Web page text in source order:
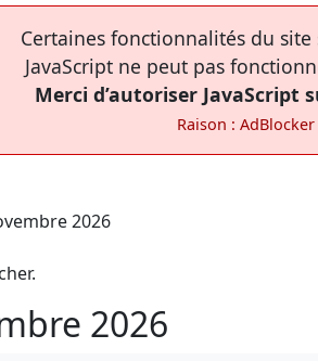
Certaines fonctionnalités du site
JavaScript ne peut pas
Merci d’autoriser JavaScript
Raison : AdBlocker
2026